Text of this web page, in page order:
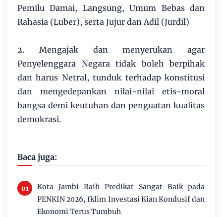
Pemilu Damai, Langsung, Umum Bebas dan
Rahasia (Luber), serta Jujur dan Adil (Jurdil)
2. Mengajak dan menyerukan agar
Penyelenggara Negara tidak boleh berpihak
dan harus Netral, tunduk terhadap konstitusi
dan mengedepankan nilai-nilai etis-moral
bangsa demi keutuhan dan penguatan kualitas
demokrasi.
Baca juga:
Kota Jambi Raih Predikat Sangat Baik pada
PENKIN 2026, Iklim Investasi Kian Kondusif dan
Ekonomi Terus Tumbuh